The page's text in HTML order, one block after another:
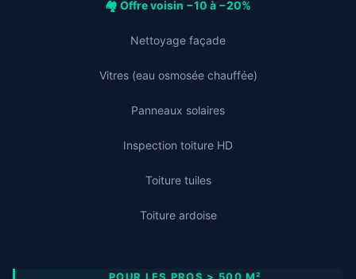
🏘️ Offre voisin −10 à −20%
Nettoyage façade
Vitres (eau osmosée chauffée)
Panneaux solaires
Inspection toiture HD
Toiture tuiles
Toiture ardoise